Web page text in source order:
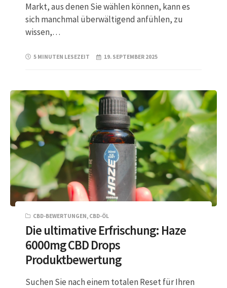
Markt, aus denen Sie wählen können, kann es
sich manchmal überwältigend anfühlen, zu
wissen,…
5 MINUTEN LESEZEIT 19. SEPTEMBER 2025
CBD-BEWERTUNGEN, CBD-ÖL
Die ultimative Erfrischung: Haze
6000mg CBD Drops
Produktbewertung
Suchen Sie nach einem totalen Reset für Ihren